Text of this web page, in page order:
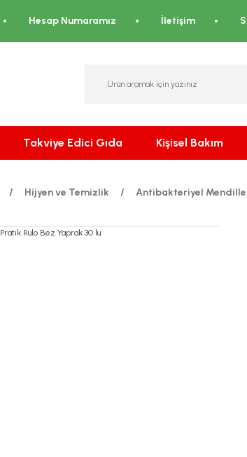
Hesap Numaramız İletişim
Takviye Edici Gıda Kişisel Bakım
Hijyen ve Temizlik Antibakteriyel